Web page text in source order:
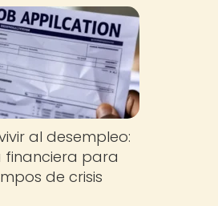
al desempleo:
financiera para
de crisis